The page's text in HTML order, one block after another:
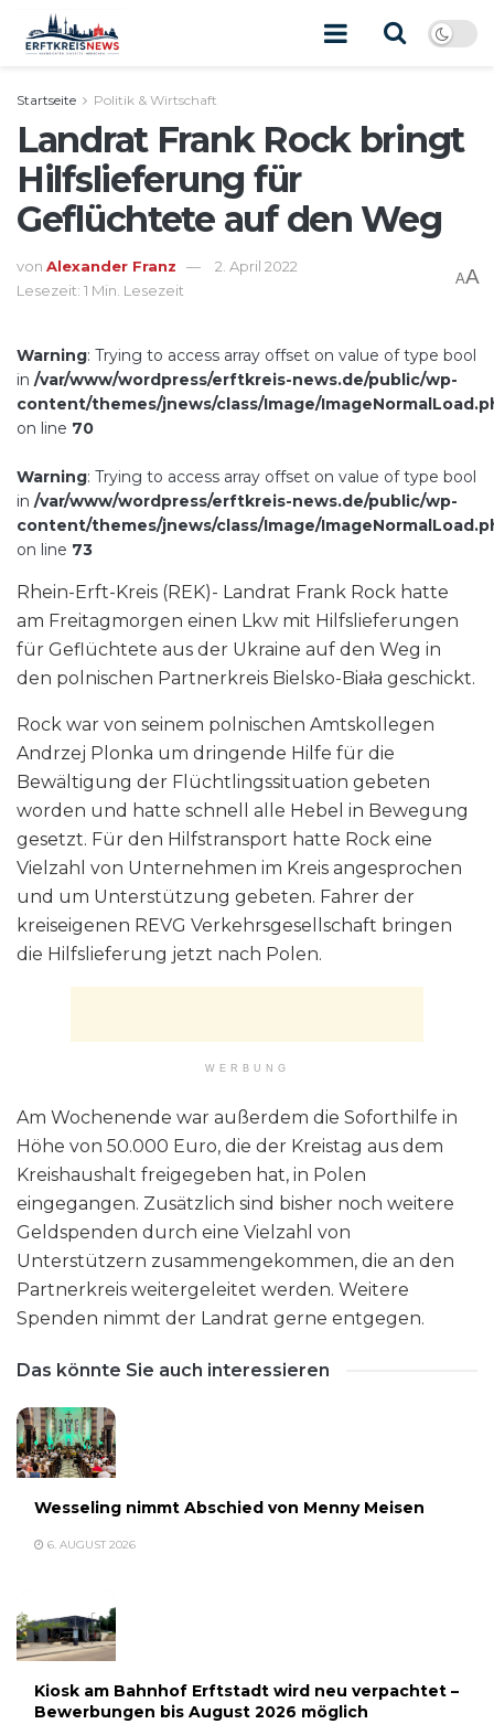
Startseite Politik & Wirtschaft
Landrat Frank Rock bringt
Hilfslieferung für
Geflüchtete auf den Weg
von Alexander Franz
2. April 2022
Lesezeit: 1 Min. Lesezeit
AA
Warning: Trying to access array offset on value of type bool
in /var/www/wordpress/erftkreis-news.de/public/wp-
content/themes/jnews/class/Image/
on line 70
Warning: Trying to access array offset on value of type bool
in /var/www/wordpress/erftkreis-news.de/public/wp-
content/themes/jnews/class/Image/
on line 73
Rhein-Erft-Kreis (REK)- Landrat Frank Rock hatte
am Freitagmorgen einen Lkw mit Hilfslieferungen
für Geflüchtete aus der Ukraine auf den Weg in
den polnischen Partnerkreis Bielsko-Biała geschickt.
Rock war von seinem polnischen Amtskollegen
Andrzej Plonka um dringende Hilfe für die
Bewältigung der Flüchtlingssituation gebeten
worden und hatte schnell alle Hebel in Bewegung
gesetzt. Für den Hilfstransport hatte Rock eine
Vielzahl von Unternehmen im Kreis angesprochen
und um Unterstützung gebeten. Fahrer der
kreiseigenen REVG Verkehrsgesellschaft bringen
die Hilfslieferung jetzt nach Polen.
WERBUNG
Am Wochenende war außerdem die Soforthilfe in
Höhe von 50.000 Euro, die der Kreistag aus dem
Kreishaushalt freigegeben hat, in Polen
eingegangen. Zusätzlich sind bisher noch weitere
Geldspenden durch eine Vielzahl von
Unterstützern zusammengekommen, die an den
Partnerkreis weitergeleitet werden. Weitere
Spenden nimmt der Landrat gerne entgegen.
Das könnte Sie auch interessieren
Wesseling nimmt Abschied von Menny Meisen
6. AUGUST 2026
Kiosk am Bahnhof Erftstadt wird neu verpachtet –
Bewerbungen bis August 2026 möglich